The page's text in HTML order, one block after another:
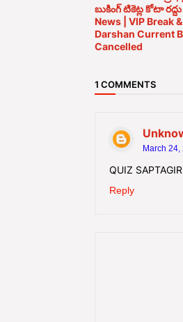
బుకింగ్ టికెట్ల కోటా
News | VIP Break
Darshan Current
Cancelled
1 COMMENTS
March 24,
QUIZ
Reply